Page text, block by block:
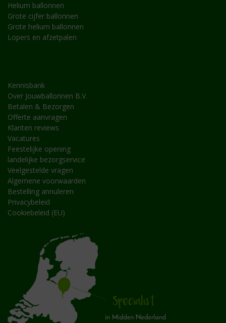
Helium ballonnen
Grote cijfer ballonnen
Grote helium ballonnen
Lopers en afzetpalen
Kennisbank
Over Jouwballonnen B.V.
Betalen & Bezorgen
Offerte aanvragen
Klanten reviews
Vacatures
Feestelijke opening
landelijke bezorgservice
Veelgestelde vragen
Algemene voorwaarden
Bestelling annuleren
Privacybeleid
Cookiebeleid (EU)